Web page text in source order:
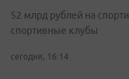
52 млрд рублей на
спортивные клубы
сегодня, 16:14